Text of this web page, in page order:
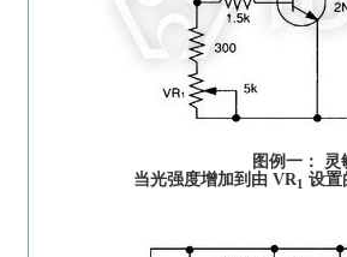
图例一： 灵
当光强度增加到由 VR1 设置